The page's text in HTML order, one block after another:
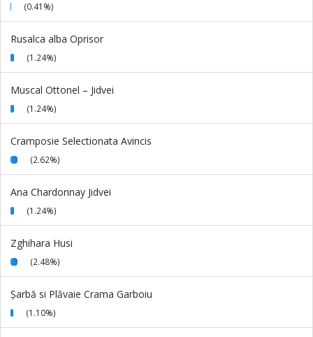
(0.41%)
Rusalca alba Oprisor
(1.24%)
Muscal Ottonel – Jidvei
(1.24%)
Cramposie Selectionata Avincis
(2.62%)
Ana Chardonnay Jidvei
(1.24%)
Zghihara Husi
(2.48%)
Şarbă si Plăvaie Crama Garboiu
(1.10%)